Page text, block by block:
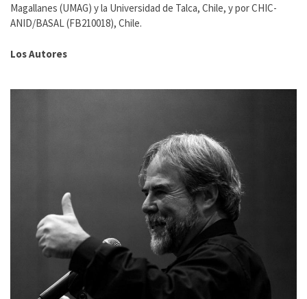
Magallanes (UMAG) y la Universidad de Talca, Chile, y por CHIC-
ANID/BASAL (FB210018), Chile.
Los Autores